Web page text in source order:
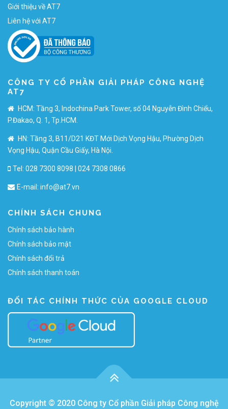
Giới thiệu về AT7
Liên hệ với AT7
CÔNG TY CỔ PHẦN GIẢI PHÁP CÔNG NGHỆ
AT7
HCM: Tầng 3, Indochina Park Tower, số 04 Nguyễn Đình Chiểu,
P.Đakao, Q. 1, Tp.HCM.
HN: Tầng 3, B11/D21 KĐT Mới Dịch Vọng Hậu, Phường Dịch
Vọng Hậu, Quận Cầu Giấy, Hà Nội.
Tel: 028 7300 8098 | 024 7308 0866
E-mail: info@at7.vn
CHÍNH SÁCH CHUNG
Chính sách bảo hành
Chính sách bảo mật
Chính sách đổi trả
Chính sách thanh toán
ĐỐI TÁC CHÍNH THỨC CỦA GOOGLE CLOUD
Copyright © 2020 Công ty Cổ phần Giải pháp Công nghệ